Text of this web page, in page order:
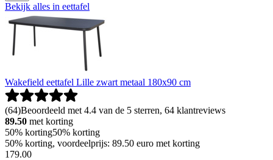
Bekijk alles in eettafel
Wakefield eettafel Lille zwart metaal 180x90 cm
(64)Beoordeeld met 4.4 van de 5 sterren, 64 klantreviews
89.50 met korting
50% korting50% korting
50% korting, voordeelprijs: 89.50 euro met korting
179.00